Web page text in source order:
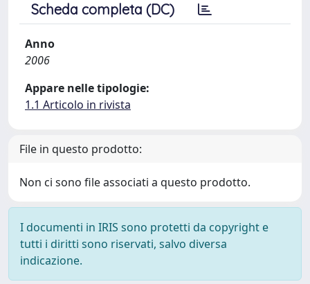
Scheda completa (DC)
Anno
2006
Appare nelle tipologie:
1.1 Articolo in rivista
File in questo prodotto:
Non ci sono file associati a questo prodotto.
I documenti in IRIS sono protetti da copyright e
tutti i diritti sono riservati, salvo diversa
indicazione.